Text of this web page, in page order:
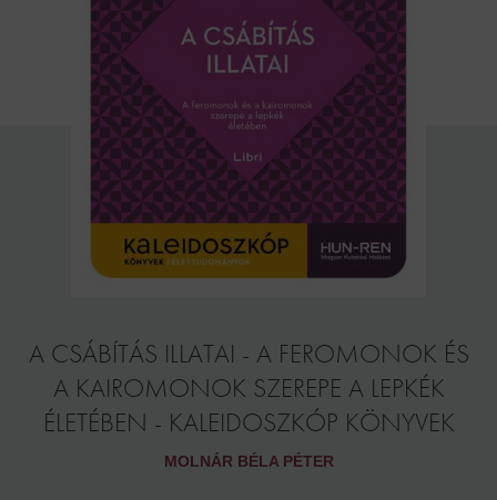
A CSÁBÍTÁS ILLATAI - A FEROMONOK ÉS
A KAIROMONOK SZEREPE A LEPKÉK
ÉLETÉBEN - KALEIDOSZKÓP KÖNYVEK
MOLNÁR BÉLA PÉTER